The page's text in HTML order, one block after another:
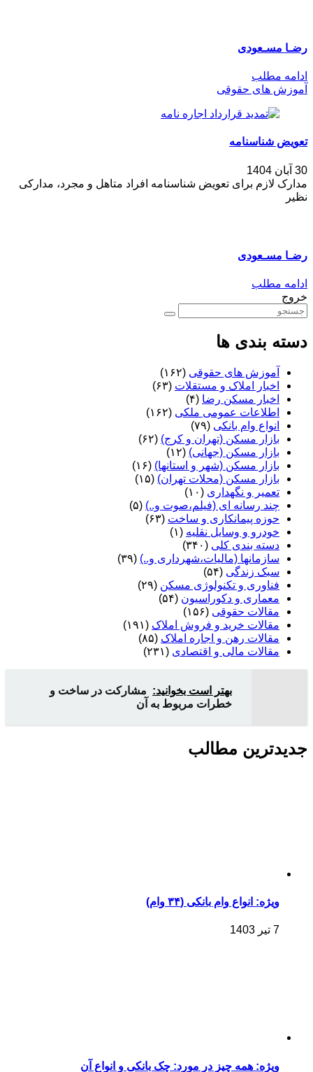
رضـا مسـعودی
ادامه مطلب
آموزش های حقوقی
تعویض شناسنامه
30 آبان 1404
مدارک لازم برای تعویض شناسنامه افراد متاهل و مجرد، مدارکی
نظیر
رضـا مسـعودی
ادامه مطلب
خروج
دسته بندی ها
آموزش های حقوقی (۱۶۲)
اخبار املاک و مستقلات (۶۳)
اخبار مسکن رضا (۴)
اطلاعات عمومی ملکی (۱۶۲)
انواع وام بانکی (۷۹)
بازار مسکن (تهران و کرج) (۶۲)
بازار مسکن (جهانی) (۱۲)
بازار مسکن (شهر و استانها) (۱۶)
بازار مسکن (محلات تهران) (۱۵)
تعمیر و نگهداری (۱۰)
چند رسانه ای (فیلم،صوت و..) (۵)
حوزه پیمانکاری و ساخت (۶۳)
خودرو و وسایل نقلیه (۱)
دسته بندی کلی (۳۴۰)
سازمانها (مالیات،شهرداری و..) (۳۹)
سبک زندگی (۵۴)
فناوری و تکنولوژی مسکن (۲۹)
معماری و دکوراسیون (۵۴)
مقالات حقوقی (۱۵۶)
مقالات خرید و فروش املاک (۱۹۱)
مقالات رهن و اجاره املاک (۸۵)
مقالات مالی و اقتصادی (۲۳۱)
بهتر است بخوانید: مشارکت در ساخت و
خطرات مربوط به آن
جدیدترین مطالب
ویژه: انواع وام بانکی (۳۴ وام)
7 تیر 1403
ویژه: همه چیز در مورد: چک بانکی و انواع آن